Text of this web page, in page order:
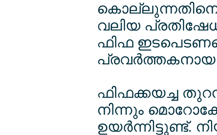
വലിയ
ഫിഫ
ഫിഫക്കയച്ച
നിന്നും
ഉയര്‍ന്നിട്ടുണ്ട്.